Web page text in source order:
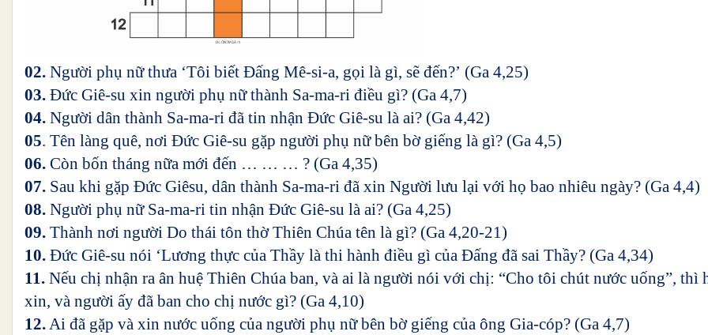
02. Người phụ nữ thưa ‘Tôi biết Đấng Mê-si-a, gọi là gì, sẽ đến?’ (Ga 4,25)
03. Đức Giê-su xin người phụ nữ thành Sa-ma-ri điều gì? (Ga 4,7)
04. Người dân thành Sa-ma-ri đã tin nhận Đức Giê-su là ai? (Ga 4,42)
05. Tên làng quê, nơi Đức Giê-su gặp người phụ nữ bên bờ giếng là gì? (Ga 4,5)
06. Còn bốn tháng nữa mới đến … … … ? (Ga 4,35)
07. Sau khi gặp Đức Giêsu, dân thành Sa-ma-ri đã xin Người lưu lại với họ bao nhiêu ngày? (Ga 4,4)
08. Người phụ nữ Sa-ma-ri tin nhận Đức Giê-su là ai? (Ga 4,25)
09. Thành nơi người Do thái tôn thờ Thiên Chúa tên là gì? (Ga 4,20-21)
10. Đức Giê-su nói ‘Lương thực của Thầy là thi hành điều gì của Đấng đã sai Thầy? (Ga 4,34)
11. Nếu chị nhận ra ân huệ Thiên Chúa ban, và ai là người nói với chị: “Cho tôi chút nước uống”, thì
xin, và người ấy đã ban cho chị nước gì? (Ga 4,10)
12.Ai đã gặp và xin nước uống của người phụ nữ bên bờ giếng của ông Gia-cóp? (Ga 4,7)